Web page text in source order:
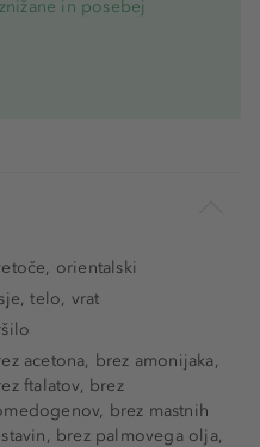
in posebej
orientalski
telo, vrat
acetona, brez amonijaka,
ftalatov, brez
brez mastnih
brez palmovega olja,